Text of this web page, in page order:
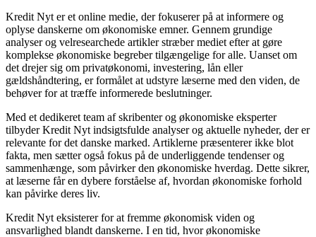
Kredit Nyt er et online medie, der fokuserer på at informere og
oplyse danskerne om økonomiske emner. Gennem grundige
analyser og velresearchede artikler stræber mediet efter at gøre
komplekse økonomiske begreber tilgængelige for alle. Uanset om
det drejer sig om privatøkonomi, investering, lån eller
gældshåndtering, er formålet at udstyre læserne med den viden, de
behøver for at træffe informerede beslutninger.
Med et dedikeret team af skribenter og økonomiske eksperter
tilbyder Kredit Nyt indsigtsfulde analyser og aktuelle nyheder, der er
relevante for det danske marked. Artiklerne præsenterer ikke blot
fakta, men sætter også fokus på de underliggende tendenser og
sammenhænge, som påvirker den økonomiske hverdag. Dette sikrer,
at læserne får en dybere forståelse af, hvordan økonomiske forhold
kan påvirke deres liv.
Kredit Nyt eksisterer for at fremme økonomisk viden og
ansvarlighed blandt danskerne. I en tid, hvor økonomiske